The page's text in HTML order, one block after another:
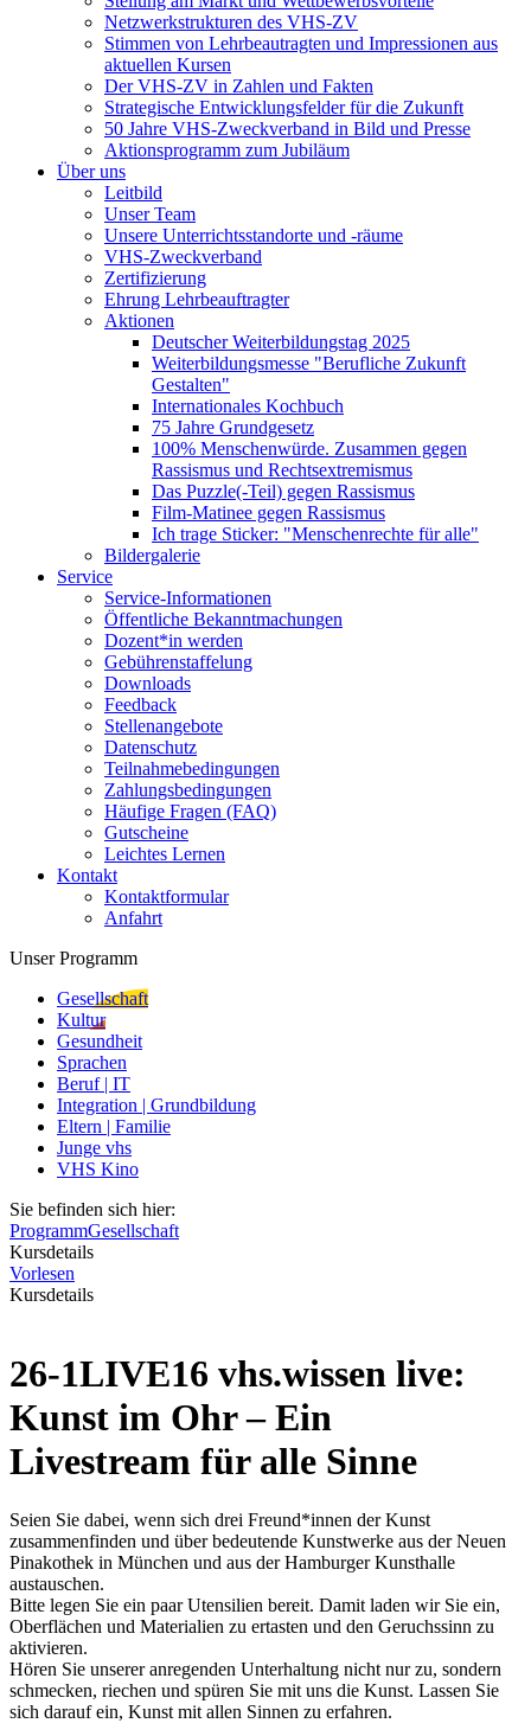
Netzwerkstrukturen des VHS-ZV
Stimmen von Lehrbeautragten und Impressionen aus
aktuellen Kursen
Der VHS-ZV in Zahlen und Fakten
Strategische Entwicklungsfelder für die Zukunft
50 Jahre VHS-Zweckverband in Bild und Presse
Aktionsprogramm zum Jubiläum
Über uns
Leitbild
Unser Team
Unsere Unterrichtsstandorte und -räume
VHS-Zweckverband
Zertifizierung
Ehrung Lehrbeauftragter
Aktionen
Deutscher Weiterbildungstag 2025
Weiterbildungsmesse "Berufliche Zukunft
Gestalten"
Internationales Kochbuch
75 Jahre Grundgesetz
100% Menschenwürde. Zusammen gegen
Rassismus und Rechtsextremismus
Das Puzzle(-Teil) gegen Rassismus
Film-Matinee gegen Rassismus
Ich trage Sticker: "Menschenrechte für alle"
Bildergalerie
Service
Service-Informationen
Öffentliche Bekanntmachungen
Dozent*in werden
Gebührenstaffelung
Downloads
Feedback
Stellenangebote
Datenschutz
Teilnahmebedingungen
Zahlungsbedingungen
Häufige Fragen (FAQ)
Gutscheine
Leichtes Lernen
Kontakt
Kontaktformular
Anfahrt
Unser Programm
Gesellschaft
Kultur
Gesundheit
Sprachen
Beruf | IT
Integration | Grundbildung
Eltern | Familie
Junge vhs
VHS Kino
Sie befinden sich hier:
ProgrammGesellschaft
Kursdetails
Vorlesen
Kursdetails
26-1LIVE16 vhs.wissen live:
Kunst im Ohr – Ein
Livestream für alle Sinne
Seien Sie dabei, wenn sich drei Freund*innen der Kunst
zusammenfinden und über bedeutende Kunstwerke aus der Neuen
Pinakothek in München und aus der Hamburger Kunsthalle
austauschen.
Bitte legen Sie ein paar Utensilien bereit. Damit laden wir Sie ein,
Oberflächen und Materialien zu ertasten und den Geruchssinn zu
aktivieren.
Hören Sie unserer anregenden Unterhaltung nicht nur zu, sondern
schmecken, riechen und spüren Sie mit uns die Kunst. Lassen Sie
sich darauf ein, Kunst mit allen Sinnen zu erfahren.